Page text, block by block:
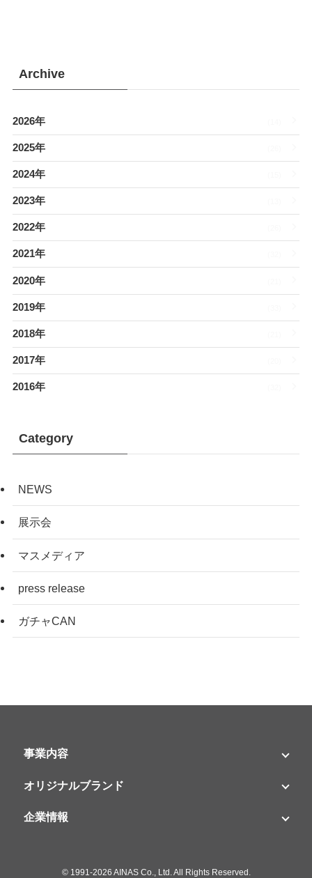
Archive
2026年
2025年
2024年
2023年
2022年
2021年
2020年
2019年
2018年
2017年
2016年
Category
NEWS
展示会
マスメディア
press release
ガチャCAN
事業内容
オリジナルブランド
企業情報
©1991-2026 AINAS Co., Ltd. All Rights Reserved.